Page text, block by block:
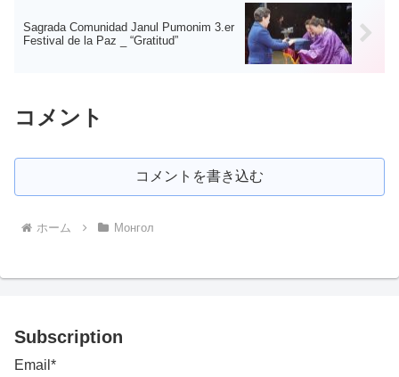
Sagrada Comunidad Janul Pumonim 3.er
Festival de la Paz _ “Gratitud”
コメント
コメントを書き込む
ホーム Монгол
Subscription
Email*